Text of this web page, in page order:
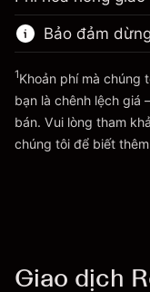
Tiền từ đòn
trị vị thế.
Quy mô giao
Tiền từ đòn
Đi đến nền
Bảo đảm
1Khoản phí mà chúng
bạn là chênh lệch giá
bán. Vui lòng tham
chúng tôi để biết
Giao dịch